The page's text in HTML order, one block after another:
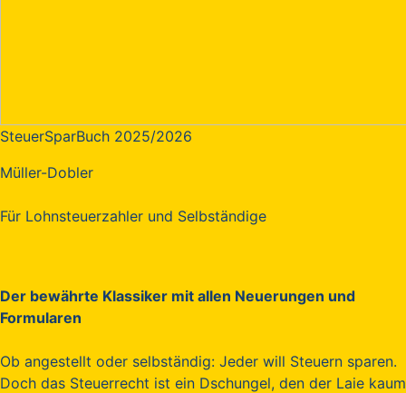
SteuerSparBuch 2025/2026
Müller-Dobler
Für Lohnsteuerzahler und Selbständige
Der bewährte Klassiker mit allen Neuerungen und
Formularen
Ob angestellt oder selbständig: Jeder will Steuern sparen.
Doch das Steuerrecht ist ein Dschungel, den der Laie kaum